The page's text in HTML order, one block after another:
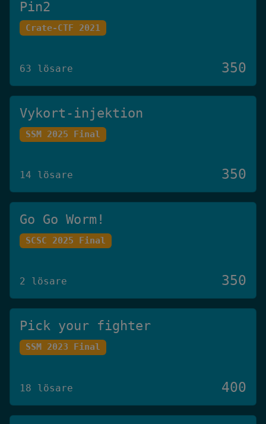
Pin2
Crate-CTF 2021
63 lösare 350
Vykort-injektion
SSM 2025 Final
14 lösare 350
Go Go Worm!
SCSC 2025 Final
2 lösare 350
Pick your fighter
SSM 2023 Final
18 lösare 400